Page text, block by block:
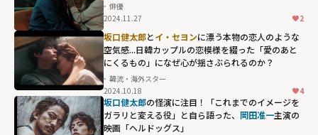
俳優
2024.11.27
2
坂口健太郎とイ・セヨンに漂う本物の恋人のような
空気感...日韓カップルの恋模様を綴った「愛のあと
にくるもの」になぜ心が揺さぶられるのか？
韓流・海外スター
2024.10.18
4
坂口健太郎の怪演に注目！「これまでのイメージを
ガラリと変える役」と自ら語った、 岡田准一主演の
映画「ヘルドッグス」